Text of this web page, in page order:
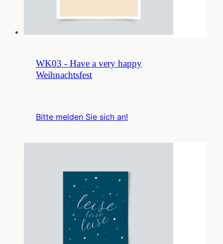
WK03 - Have a very happy
Weihnachtsfest
Bitte melden Sie sich an!